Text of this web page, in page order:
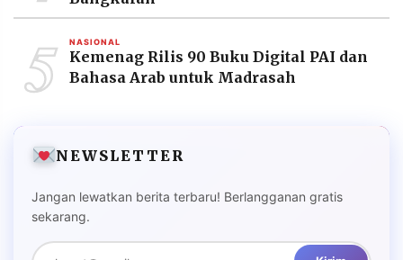
5 NASIONAL
Kemenag Rilis 90 Buku Digital PAI dan
Bahasa Arab untuk Madrasah
NEWSLETTER
Jangan lewatkan berita terbaru! Berlangganan gratis
sekarang.